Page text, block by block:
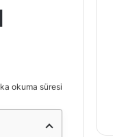
okuma süresi